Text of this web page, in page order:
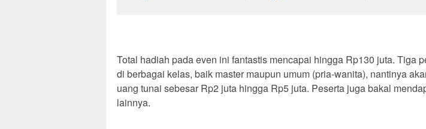
Total hadiah pada even ini fantastis mencapai hingga Rp130 juta. Tiga
di berbagai kelas, baik master maupun umum (pria-wanita), nantinya
uang tunai sebesar Rp2 juta hingga Rp5 juta. Peserta juga bakal
lainnya.